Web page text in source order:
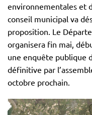
environnementales et
conseil municipal va
proposition. Le
organisera fin mai,
une enquête publique
définitive par
octobre prochain.